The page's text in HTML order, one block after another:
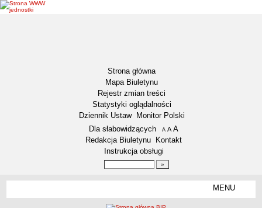
Strona główna
Mapa Biuletynu
Rejestr zmian treści
Statystyki oglądalności
Dziennik Ustaw
Monitor Polski
Menu dodatkowe
Dla słabowidzących A pomniejsz czcionkę
A standardowy rozmiar czcionki
A
Redakcja Biuletynu
Kontakt
Instrukcja obsługi
MENU